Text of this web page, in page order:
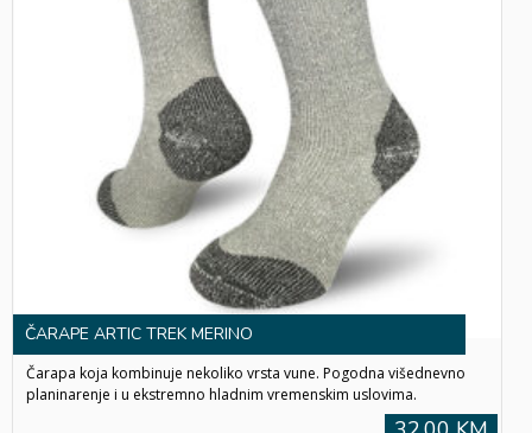
ČARAPE ARTIC TREK MERINO
Čarapa koja kombinuje nekoliko vrsta vune. Pogodna višednevno
planinarenje i u ekstremno hladnim vremenskim uslovima.